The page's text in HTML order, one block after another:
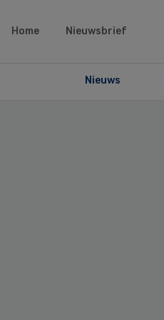
Home Nieuwsbrief
Nieuws